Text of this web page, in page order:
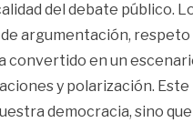
del debate público.
argumentación, respeto
convertido en un
y polarización. Este
democracia, sino que